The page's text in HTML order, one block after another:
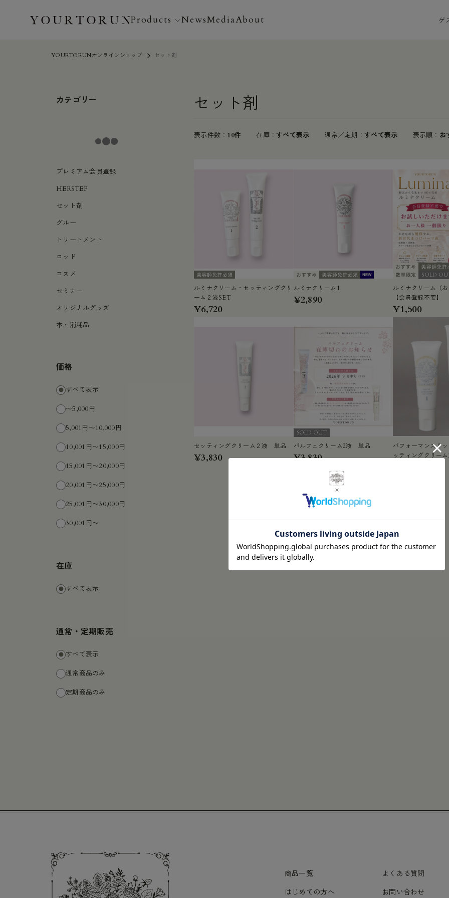
Products NewsMediaAbout ゲ
YOURTORUNオンラインショップ セット剤
カテゴリー
プレミアム会員登録
HERSTEP
セット剤
グルー
トリートメント
ロッド
コスメ
セミナー
オリジナルグッズ
本・消耗品
価格
すべて表示
〜5,000円
5,001円〜10,000円
10,001円〜15,000円
15,001円〜20,000円
20,001円〜25,000円
25,001円〜30,000円
30,001円〜
在庫
すべて表示
通常・定期販売
すべて表示
通常商品のみ
定期商品のみ
セット剤
表示件数 10件 在庫 すべて表示 通常／定期 すべて表示 表示順 お
ルミナクリーム・セッティングクリ
ーム２液SET
¥6,720
ルミナクリーム1
¥2,890
SOLD
ルミナクリーム（
【会員登録不要】
¥1,500
セッティングクリーム２液 単品
¥3,830
SOLD OUT
パルフェクリーム2液 単品
¥3,830
パフォーマンスリ
ッティングクリー
商品一覧
よくある質問
はじめての方へ
お問い合わせ